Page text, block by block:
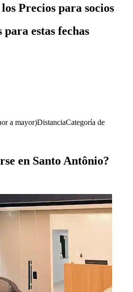
Precios para socios
estas fechas
a mayor)DistanciaCategoría de
en Santo Antônio?